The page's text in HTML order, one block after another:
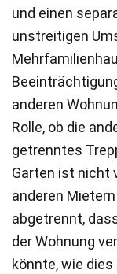
und einen
unstreitigen
anderen
Rolle, ob die
getrenntes
Garten ist nicht
anderen
abgetrennt,
der Wohnung
könnte, wie